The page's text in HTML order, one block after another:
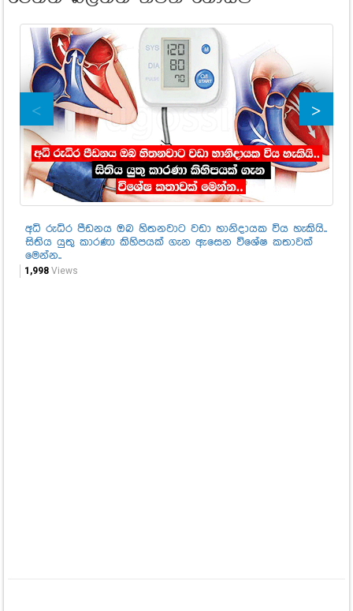
අධි රුධිර පීඩනය ඔබ හිතනවාට වඩා හානිදායක විය හැකියි..
සිතිය යුතු කාරණා කිහිපයක් ගැන ඇසෙන විශේෂ කතාවක්
මෙන්න..
1,998 Views